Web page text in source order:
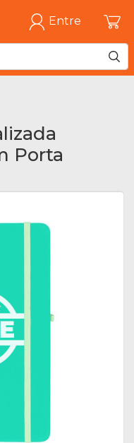
Entre
Porta